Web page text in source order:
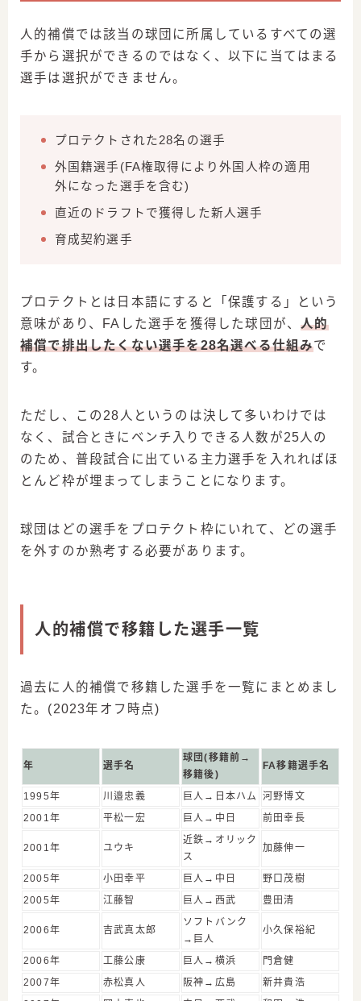
人的補償では該当の球団に所属しているすべての選
手から選択ができるのではなく、以下に当てはまる
選手は選択ができません。
プロテクトされた28名の選手
外国籍選手(FA権取得により外国人枠の適用
外になった選手を含む)
直近のドラフトで獲得した新人選手
育成契約選手
プロテクトとは日本語にすると「保護する」という
意味があり、FAした選手を獲得した球団が、人的
補償で排出したくない選手を28名選べる仕組みで
す。
ただし、この28人というのは決して多いわけでは
なく、試合ときにベンチ入りできる人数が25人の
のため、普段試合に出ている主力選手を入れればほ
とんど枠が埋まってしまうことになります。
球団はどの選手をプロテクト枠にいれて、どの選手
を外すのか熟考する必要があります。
人的補償で移籍した選手一覧
過去に人的補償で移籍した選手を一覧にまとめまし
た。(2023年オフ時点)
年 選手名
球団(移籍前→
移籍後)
FA移籍選手名
1995年 川邉忠義 巨人→日本ハム
河野博文
2001年
平松一宏 巨人→中日 前田幸長
2001年 ユウキ
近鉄→オリック
ス
加藤伸一
2005年 小田幸平 巨人→中日
野口茂樹
2005年
江藤智 巨人→西武 豊田清
2006年 吉武真太郎
ソフトバンク
→巨人
小久保裕紀
2006年 工藤公康 巨人→横浜
門倉健
2007年
赤松真人 阪神→広島
新井貴浩